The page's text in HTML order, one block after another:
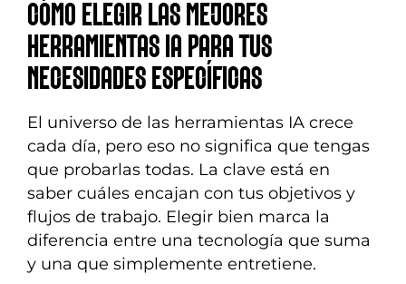
CÓMO ELEGIR LAS MEJORES
HERRAMIENTAS IA PARA TUS
NECESIDADES ESPECÍFICAS
El universo de las herramientas IA crece
cada día, pero eso no significa que tengas
que probarlas todas. La clave está en
saber cuáles encajan con tus objetivos y
flujos de trabajo. Elegir bien marca la
diferencia entre una tecnología que suma
y una que simplemente entretiene.